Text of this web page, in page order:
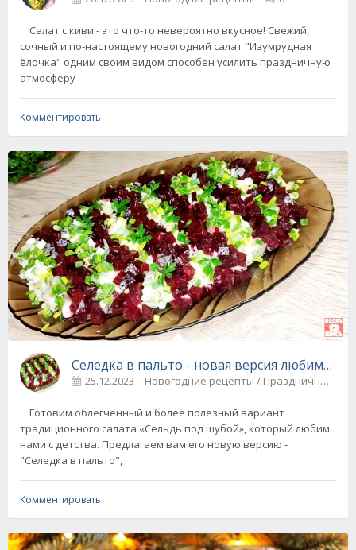
Салат с киви - это что-то невероятно вкусное! Свежий,
сочный и по-настоящему новогодний салат "Изумрудная
ёлочка" одним своим видом способен усилить праздничную
атмосферу
Комментировать
Селедка в пальто - новая версия любимого
25.12.2023 Новогодние рецепты / Праздничные
Готовим облегченный и более полезный вариант
традиционного салата «Сельдь под шубой», который любим
нами с детства. Предлагаем вам его новую версию -
"Селедка в пальто",
Комментировать